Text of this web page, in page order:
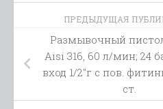
ПРЕДЫДУЩАЯ
Размывочный
Aisi 316, 60 л/мин; 24
вход 1/2″г с пов.
ст.